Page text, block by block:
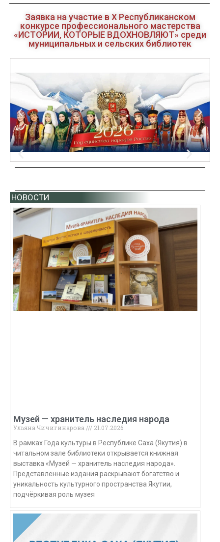
Заявка на участие в Х Республиканском
конкурсе профессионального мастерства
«ИСТОРИИ, КОТОРЫЕ ВДОХНОВЛЯЮТ» среди
муниципальных и сельских библиотек
НОВОСТИ
Музей — хранитель наследия народа
Ульяна Чичигинарова
21.07.2026
В рамках Года культуры в Республике Саха (Якутия) в
читальном зале библиотеки открывается книжная
выставка «Музей — хранитель наследия народа».
Представленные издания раскрывают богатство и
уникальность культурного пространства Якутии,
подчёркивая роль музея